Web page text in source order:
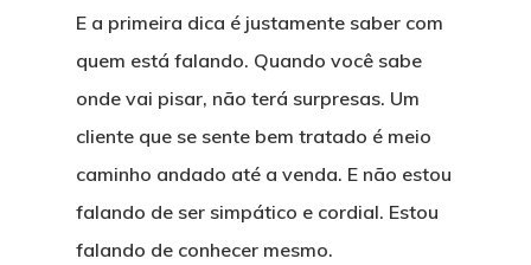
E a primeira dica é justamente saber com
quem está falando. Quando você sabe
onde vai pisar, não terá surpresas. Um
cliente que se sente bem tratado é meio
caminho andado até a venda. E não estou
falando de ser simpático e cordial. Estou
falando de conhecer mesmo.